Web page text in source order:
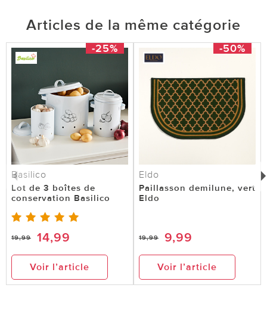
Articles de la même catégorie
-25%
Basilico
Lot de 3 boîtes de
conservation Basilico
19,99 14,99
Voir l’article
-50%
Eldo
Paillasson demilune, vert
Eldo
19,99 9,99
Voir l’article